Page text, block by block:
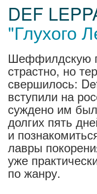
DEF
"Глухого
Шеффилдскую
страстно, но
свершилось:
вступили на
суждено им
долгих пять
и
лавры
уже
по жанру.